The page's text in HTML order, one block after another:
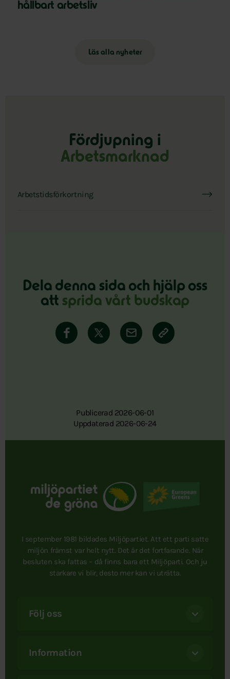
hållbart arbetsliv
Läs alla nyheter
Fördjupning i
Arbetsmarknad
Arbetstidsförkortning
Dela denna sida och hjälp oss
att sprida vårt budskap
Publicerad 2026-06-01
Uppdaterad 2026-06-24
I september 1981 bildades Miljöpartiet. Att ett parti satte
miljön främst var helt nytt. Det är det fortfarande. När
besluten ska fattas – då finns bara ett Miljöparti. Och ju
starkare vi blir, desto mer kan vi uträtta.
Följ oss
Information